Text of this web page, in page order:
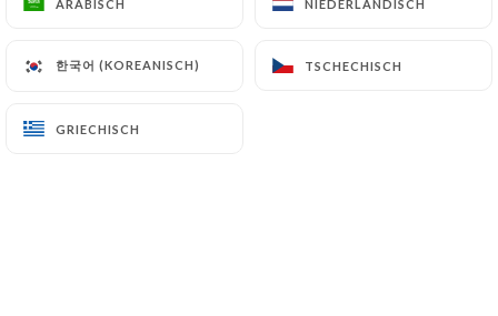
ARABISCH NIEDERLÄNDISCH
한국어 (KOREANISCH) TSCHECHISCH
GRIECHISCH
ARABISCH NIEDERLÄNDISCH
한국어 (KOREANISCH) TSCHECHISCH
GRIECHISCH